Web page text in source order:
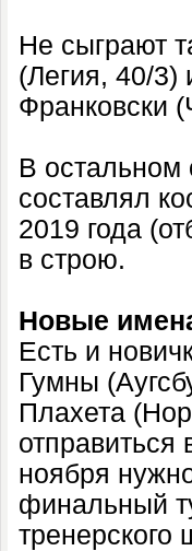
Не сыграют
(Легия, 40/
Франковски
В остальном
составлял
2019 года
в строю.
Новые
Есть и
Гумны
Плахета
ноября
финальный